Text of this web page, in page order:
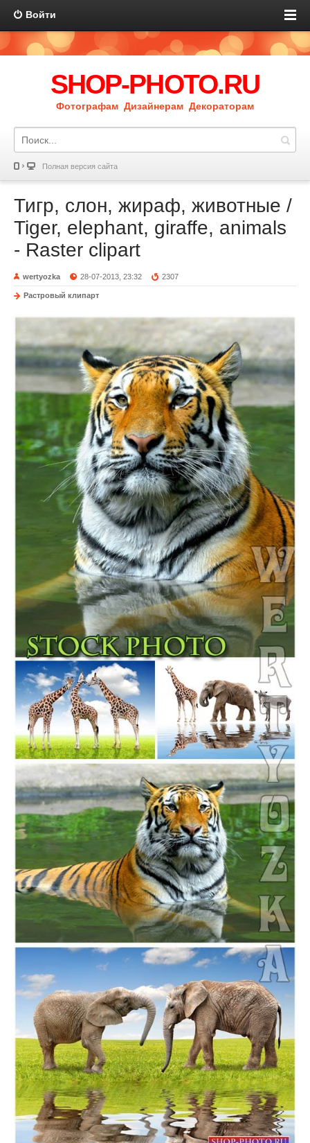
Войти
SHOP-PHOTO.RU
Фотографам Дизайнерам Декораторам
Полная версия сайта
Тигр, слон, жираф, животные /
Tiger, elephant, giraffe, animals
- Raster clipart
wertyozka 28-07-2013, 23:32 2307
Растровый клипарт